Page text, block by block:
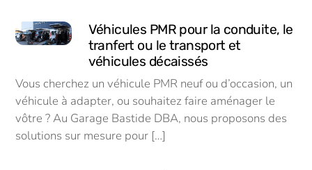
Véhicules PMR pour la conduite, le
tranfert ou le transport et
véhicules décaissés
Vous cherchez un véhicule PMR neuf ou d’occasion, un
véhicule à adapter, ou souhaitez faire aménager le
vôtre ? Au Garage Bastide DBA, nous proposons des
solutions sur mesure pour […]